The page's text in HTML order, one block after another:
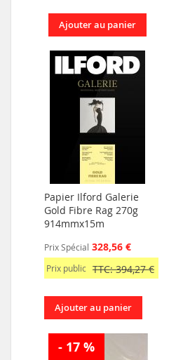
Ajouter au panier
Papier Ilford Galerie
Gold Fibre Rag 270g
914mmx15m
Prix Spécial 328,56 €
Prix public TTC: 394,27 €
Ajouter au panier
- 17 %